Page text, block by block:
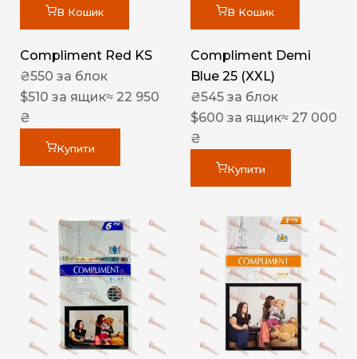
В Кошик
Compliment Red KS
₴550 за блок
$510 за ящик≈ 22 950
₴
Купити
В Кошик
Compliment Demi
Blue 25 (XXL)
₴545 за блок
$600 за ящик≈ 27 000
₴
Купити